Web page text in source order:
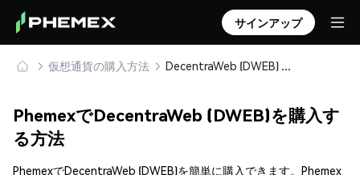
サインアップ
仮想通貨の購入方法 DecentraWeb (DWEB) を安全に購入・保管
PhemexでDecentraWeb (DWEB)を購入す
る方法
PhemexでDecentraWeb (DWEB)を簡単に購入できます。Phemex